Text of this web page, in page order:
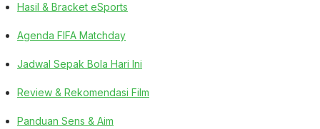
Hasil & Bracket eSports
Agenda FIFA Matchday
Jadwal Sepak Bola Hari Ini
Review & Rekomendasi Film
Panduan Sens & Aim